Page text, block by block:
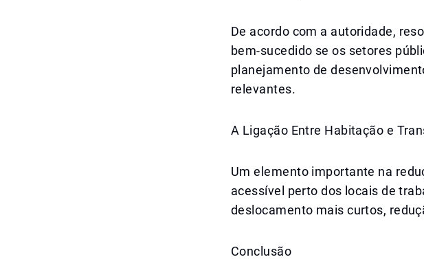
De acordo com a autoridade,
bem-sucedido se os setores
planejamento de
relevantes.
A Ligação Entre Habitação e
Um elemento importante na
acessível perto dos locais de
deslocamento mais curtos,
Conclusão